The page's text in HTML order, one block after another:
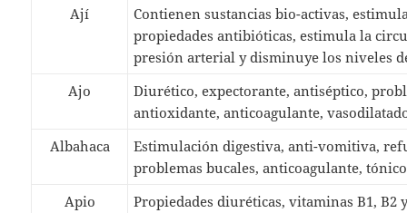
Ají
Contienen sustancias bio-activas,
propiedades antibióticas, estimula la
presión arterial y disminuye los niveles
Ajo
Diurético, expectorante, antiséptico,
antioxidante, anticoagulante,
Albahaca
Estimulación digestiva, anti-vomitiva,
problemas bucales, anticoagulante,
Apio
Propiedades diuréticas, vitaminas B1, B2